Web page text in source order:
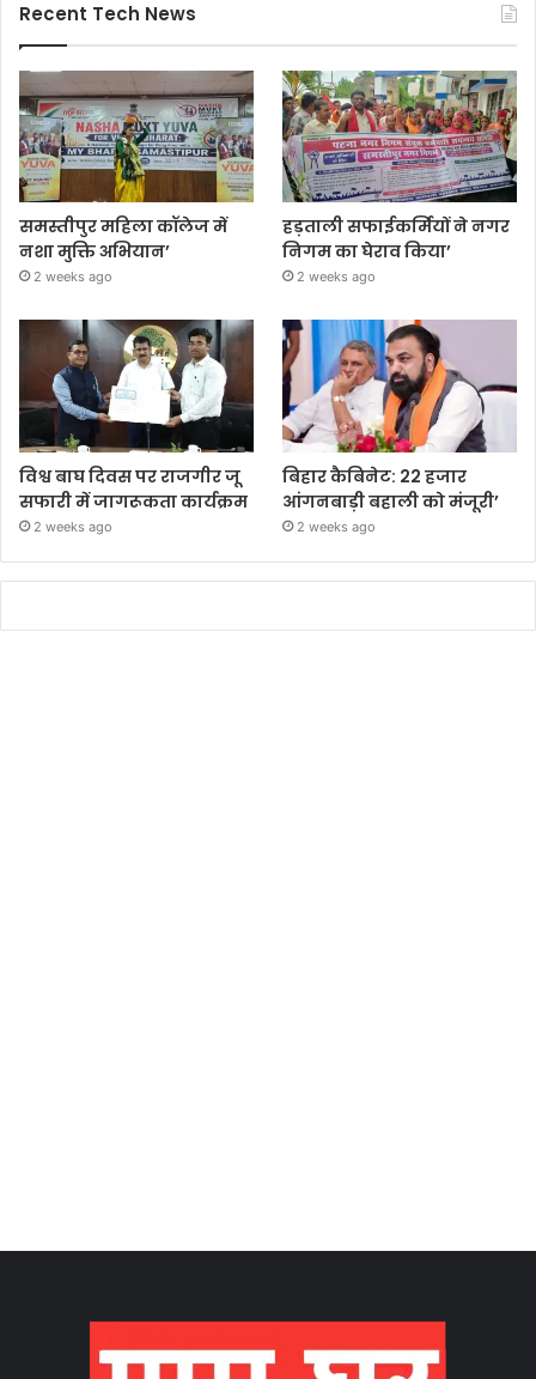
Recent Tech News
समस्तीपुर महिला कॉलेज में
नशा मुक्ति अभियान’
2 weeks ago
हड़ताली सफाईकर्मियों ने नगर
निगम का घेराव किया’
2 weeks ago
विश्व बाघ दिवस पर राजगीर जू
सफारी में जागरूकता कार्यक्रम
2 weeks ago
बिहार कैबिनेट: 22 हजार
आंगनबाड़ी बहाली को मंजूरी’
2 weeks ago